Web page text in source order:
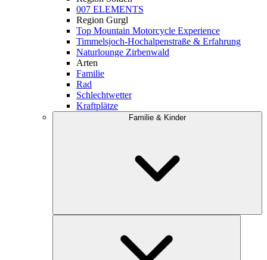
007 ELEMENTS
Region Gurgl
Top Mountain Motorcycle Experience
Timmelsjoch-Hochalpenstraße & Erfahrung
Naturlounge Zirbenwald
Arten
Familie
Rad
Schlechtwetter
Kraftplätze
Familie & Kinder